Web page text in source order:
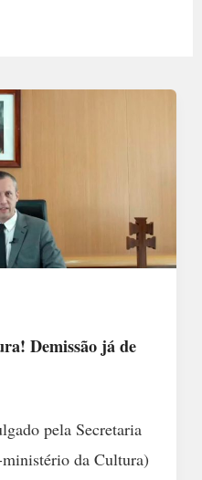
Demissão já de
pela Secretaria
da Cultura)